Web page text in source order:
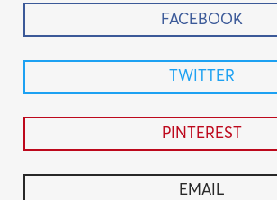
FACEBOOK
TWITTER
PINTEREST
EMAIL